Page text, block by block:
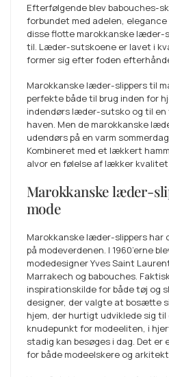
Efterfølgende blev babouches-
forbundet med adelen,
disse flotte marokkanske læder-
til. Læder-sutskoene er lavet i
former sig efter foden
Marokkanske læder-slippers til
perfekte både til brug inden for
indendørs læder-sutsko og til en
haven. Men de marokkanske
udendørs på en varm
Kombineret med et lækkert
alvor en følelse af lækker
Marokkanske læder-
mode
Marokkanske læder-slippers har
på modeverdenen. I 1960’erne
modedesigner Yves Saint
Marrakech og babouches.
inspirationskilde for både tøj og
designer, der valgte at bosætte
hjem, der hurtigt udviklede sig
knudepunkt for modeeliten, i
stadig kan besøges i dag. Det er
for både modeelskere og